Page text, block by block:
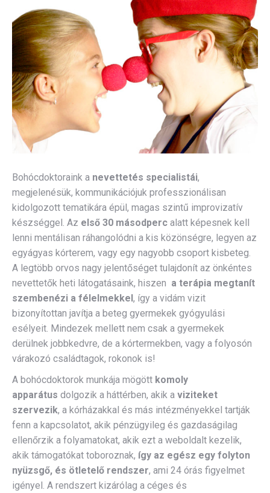
Bohócdoktoraink a nevettetés specialistái,
megjelenésük, kommunikációjuk professzionálisan
kidolgozott tematikára épül, magas szintű improvizatív
készséggel. Az első 30 másodperc alatt képesnek kell
lenni mentálisan ráhangolódni a kis közönségre, legyen az
egyágyas kórterem, vagy egy nagyobb csoport kisbeteg.
A legtöbb orvos nagy jelentőséget tulajdonít az önkéntes
nevettetők heti látogatásaink, hiszen a terápia megtanít
szembenézi a félelmekkel, így a vidám vizit
bizonyítottan javítja a beteg gyermekek gyógyulási
esélyeit. Mindezek mellett nem csak a gyermekek
derülnek jobbkedvre, de a kórtermekben, vagy a folyosón
várakozó családtagok, rokonok is!
A bohócdoktorok munkája mögött komoly
apparátus dolgozik a háttérben, akik a viziteket
szervezik, a kórházakkal és más intézményekkel tartják
fenn a kapcsolatot, akik pénzügyileg és gazdaságilag
ellenőrzik a folyamatokat, akik ezt a weboldalt kezelik,
akik támogatókat toboroznak, így az egész egy folyton
nyüzsgő, és ötletelő rendszer, ami 24 órás figyelmet
igényel. A rendszert kizárólag a céges és